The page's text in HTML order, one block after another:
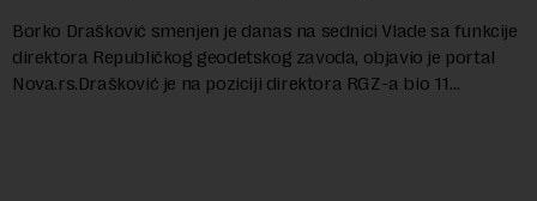
Borko Drašković smenjen je danas na sednici Vlade sa funkcije
direktora Republičkog geodetskog zavoda, objavio je portal
Nova.rs.Drašković je na poziciji direktora RGZ-a bio 11